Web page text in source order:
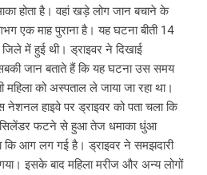
होता है। वहां खड़े लोग जान बचाने के
एक माह पुराना है। यह घटना बीती 14
में हुई थी। ड्राइवर ने दिखाई
जान बताते हैं कि यह घटना उस समय
को अस्पताल ले जाया जा रहा था।
नेशनल हाइवे पर ड्राइवर को पता चला कि
फटने से हुआ तेज धमाका धुंआ
आग लग गई है। ड्राइवर ने समझदारी
इसके बाद महिला मरीज और अन्य लोगों